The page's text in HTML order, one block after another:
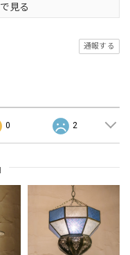
見る
通報する
0 2